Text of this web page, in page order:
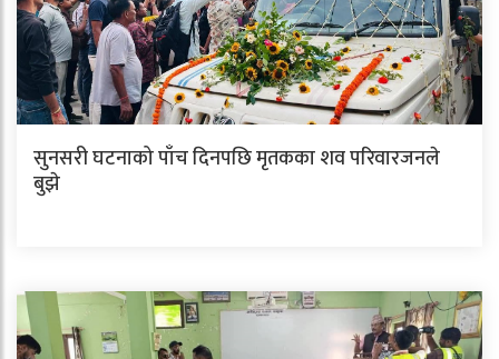
सुनसरी घटनाको पाँच दिनपछि मृतकका शव परिवारजनले
बुझे